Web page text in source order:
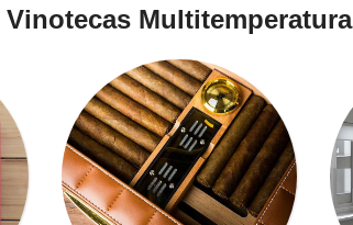
Vinotecas Multitemperatura